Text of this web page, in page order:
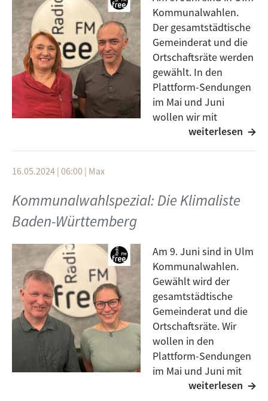
Kommunalwahlen.
Der gesamtstädtische
Gemeinderat und die
Ortschaftsräte werden
gewählt. In den
Plattform-Sendungen
im Mai und Juni
wollen wir mit
Personen ins Gespräch
Schwerpunkte für die kommenden fünf Jahre Ulmer
Kommunalpolitik sind, hört ihr in der Plattform.
weiterlesen
16.05.2024 | 06:00 | Max
Kommunalwahlspezial: Die Klimaliste
Baden-Württemberg
Am 9. Juni sind in Ulm
Kommunalwahlen.
Gewählt wird der
gesamtstädtische
Gemeinderat und die
Ortschaftsräte. Wir
wollen in den
Plattform-Sendungen
im Mai und Juni mit
Personen ins Gespräch
weiterlesen